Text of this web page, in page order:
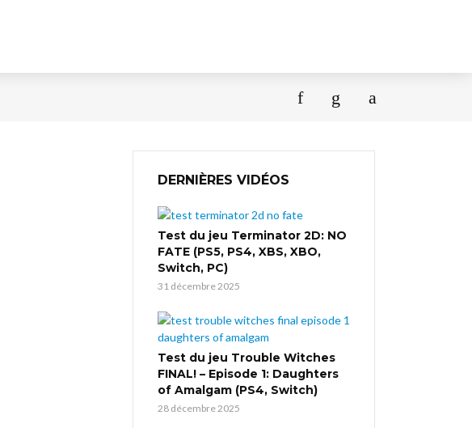
DERNIÈRES VIDÉOS
Test du jeu Terminator 2D: NO
FATE (PS5, PS4, XBS, XBO,
Switch, PC)
31 décembre 2025
Test du jeu Trouble Witches
FINAL! – Episode 1: Daughters
of Amalgam (PS4, Switch)
28 décembre 2025